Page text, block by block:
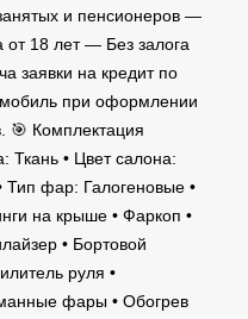
и пенсионеров —
18 лет — Без залога
заявки на кредит по
при оформлении
🎯 Комплектация
Ткань • Цвет салона:
Тип фар: Галогеновые •
на крыше • Фаркоп •
• Бортовой
руля •
фары • Обогрев